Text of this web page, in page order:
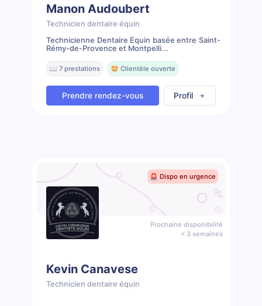
Manon Audoubert
Technicien dentaire équin
Technicienne Dentaire Équin basée entre Saint-
Rémy-de-Provence et Montpelli...
📖 7 prestations 🤩 Clientèle ouverte
Prendre rendez-vous Profil
🚨 Dispo en urgence
Prochaine disponibilité
< 3 semaines
Kevin Canavese
Technicien dentaire équin